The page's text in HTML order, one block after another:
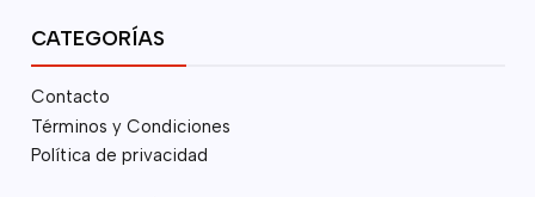
CATEGORÍAS
Contacto
Términos y Condiciones
Política de privacidad